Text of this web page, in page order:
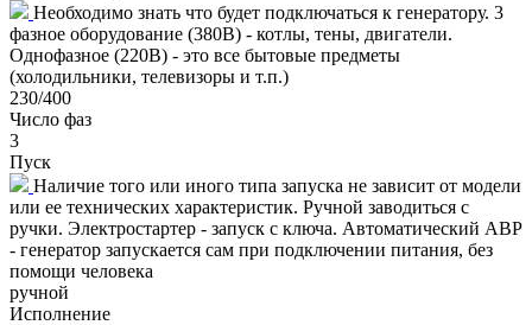
Необходимо знать что будет подключаться к генератору. 3
фазное оборудование (380В) - котлы, тены, двигатели.
Однофазное (220В) - это все бытовые предметы
(холодильники, телевизоры и т.п.)
230/400
Число фаз
3
Пуск
Наличие того или иного типа запуска не зависит от модели
или ее технических характеристик. Ручной заводиться с
ручки. Электростартер - запуск с ключа. Автоматический АВР
- генератор запускается сам при подключении питания, без
помощи человека
ручной
Исполнение